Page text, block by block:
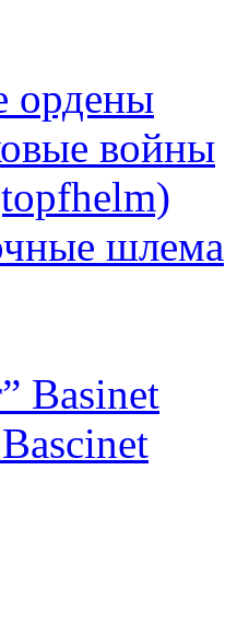
ордены
войны
шлема
Basinet